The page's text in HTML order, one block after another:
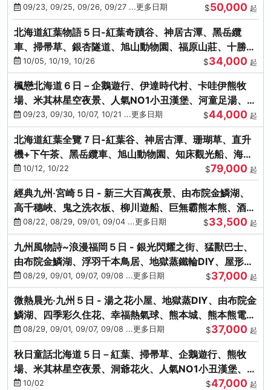
和牛吃到飽
09/23, 09/25, 09/26, 09/27 ...更多日期 $50,000 起
北海道紅葉物語５日-紅葉奇蹟谷、神居古潭、黑岳纜
車、掃帚草、銀杏隧道、旭山動物園、福原山莊、十勝牧
場、冰的美術館
10/05, 10/19, 10/26 $34,000 起
楓戀北海道６日－企鵝遊行、伊達時代村、卡哇伊熊牧
場、米其林星空夜景、人氣NO1小丑漢堡、河童足湯、奇
幻燈遊步道、洞爺花火
09/23, 09/30, 10/07, 10/21 ...更多日期 $44,000 起
北海道紅葉全覽７日-紅葉谷、神居古潭、珊瑚草、直升
機+下午茶、黑岳纜車、旭山動物園、知床觀光船、海膽
涮涮鍋(不進免稅店)
10/12, 10/22 $79,000 起
經典九州‧宮崎５日 - 新三大百萬夜景、由布院金鱗湖、
高千穗峽、鬼之洗衣板、柳川遊船、巨無霸熊本熊、酒造
見學試飲
08/22, 08/29, 09/01, 09/04 ...更多日期 $33,500 起
九州風物詩~浪漫福岡５日 - 銀光閃耀之街、猛獸巴士、
由布院金鱗湖、浮羽千本鳥居、地獄蒸鐵輪DIY、屋形船
晚宴、鸕鶿捕魚
08/29, 09/01, 09/07, 09/08 ...更多日期 $37,000 起
微熱晨光‧九州５日 - 湯之花小屋、地獄蒸DIY、由布院金
鱗湖、四季彩久住花、幸福熱氣球、熊本城、熊本熊電
鐵、螃蟹吃到飽
08/29, 09/01, 09/07, 09/08 ...更多日期 $37,000 起
秋日童話北海道５日－紅葉、掃帚草、企鵝遊行、熊牧
場、米其林星空夜景、洞爺花火、人氣NO1小丑漢堡、螃
蟹放題(千/函)
10/02 $47,000 起